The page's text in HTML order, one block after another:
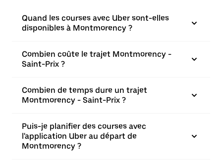
Quand les courses avec Uber sont-elles
disponibles à Montmorency ?
Combien coûte le trajet Montmorency -
Saint-Prix ?
Combien de temps dure un trajet
Montmorency - Saint-Prix ?
Puis-je planifier des courses avec
l'application Uber au départ de
Montmorency ?